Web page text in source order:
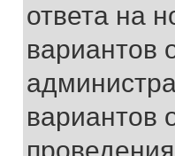
ответа на
вариантов
вариантов